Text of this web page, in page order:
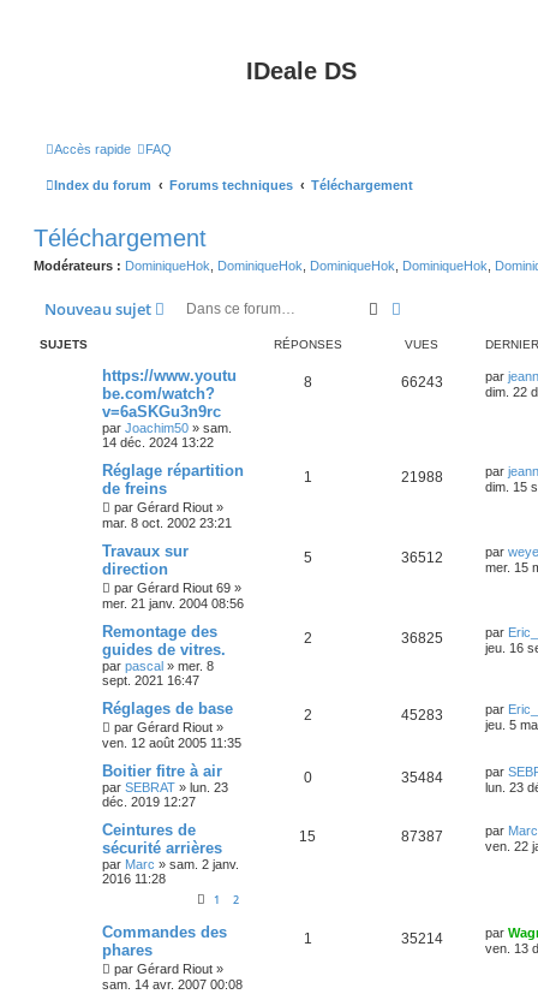
IDeale DS
Accès rapide FAQ
Index du forum Forums techniques Téléchargement
Téléchargement
Modérateurs : DominiqueHok DominiqueHok DominiqueHok DominiqueHok
Nouveau sujet Rechercher
SUJETS RÉPONSES VUES
https://www.youtu
be.com/watch?
v=6aSKGu3n9rc
par Joachim50 » sam.
14 déc. 2024 13:22
8 66243 par
dim. 22
Réglage répartition
de freins
par Gérard Riout »
mar. 8 oct. 2002 23:21
1 21988 par
dim. 15
Travaux sur
direction
par Gérard Riout 69 »
mer. 21 janv. 2004 08:56
5 36512 par
mer. 15
Remontage des
guides de vitres.
par pascal » mer. 8
sept. 2021 16:47
2 36825 par
jeu. 16
Réglages de base
par Gérard Riout »
ven. 12 août 2005 11:35
2 45283 par
jeu. 5
Boitier fitre à air
par SEBRAT » lun. 23
déc. 2019 12:27
0 35484 par
lun. 23
Ceintures de
sécurité arrières
par Marc » sam. 2 janv.
2016 11:28
1 2
15 87387 par Marc
ven. 22
Commandes des
phares
par Gérard Riout »
sam. 14 avr. 2007 00:08
1 35214 par
ven. 13